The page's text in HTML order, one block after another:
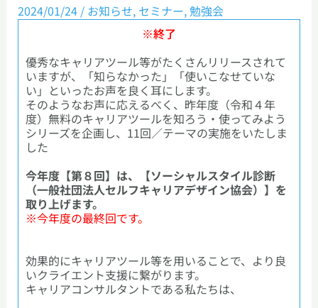
2024/01/24 / お知らせ, セミナー,勉強会
※終了
優秀なキャリアツール等がたくさんリリースされて
いますが、「知らなかった」「使いこなせていな
い」といったお声を良く耳にします。
そのようなお声に応えるべく、昨年度（令和４年
度）無料のキャリアツールを知ろう・使ってみよう
シリーズを企画し、11回／テーマの実施をいたしま
した
今年度【第８回】は、【ソーシャルスタイル診断
（一般社団法人セルフキャリアデザイン協会）】を
取り上げます。
※今年度の最終回です。
効果的にキャリアツール等を用いることで、より良
いクライエント支援に繋がります。
キャリアコンサルタントである私たちは、